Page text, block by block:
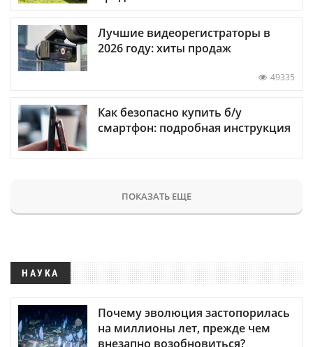
Лучшие видеорегистраторы в
2026 году: хиты продаж
49335
Как безопасно купить б/у
смартфон: подробная инструкция
ПОКАЗАТЬ ЕЩЕ
НАУКА
Почему эволюция застопорилась
на миллионы лет, прежде чем
внезапно возобновиться?